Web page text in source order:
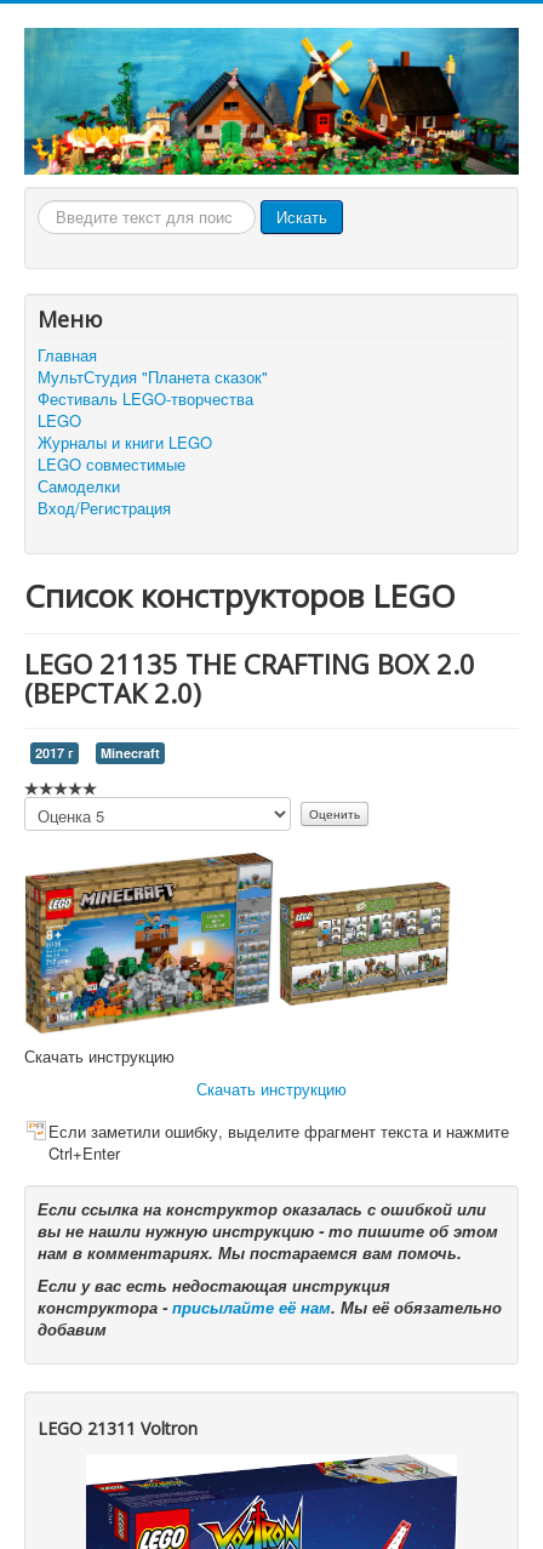
Искать... Искать
Меню
Главная
МультСтудия "Планета сказок"
Фестиваль LEGO-творчества
LEGO
Журналы и книги LEGO
LEGO совместимые
Самоделки
Вход/Регистрация
Список конструкторов LEGO
LEGO 21135 THE CRAFTING BOX 2.0
(ВЕРСТАК 2.0)
2017 г Minecraft
Пожалуйста,
оцените
Скачать инструкцию
Скачать инструкцию
Если заметили ошибку, выделите фрагмент текста и нажмите
Ctrl+Enter
Если ссылка на конструктор оказалась с ошибкой или
вы не нашли нужную инструкцию - то пишите об этом
нам в комментариях. Мы постараемся вам помочь.
Если у вас есть недостающая инструкция
конструктора -присылайте её нам. Мы её обязательно
добавим
LEGO 21311 Voltron